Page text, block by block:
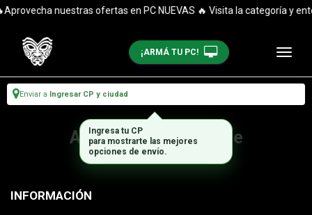
nuestras ofertas en PC NUEVAS 🔥 Visita la categoría y
¡ARMÁ TU PC!
Enviar a Ingresar CP y ciudad
Artículo no disponible
INFORMACIÓN
Ingresa tu CP
para mostrarte las mejores
opciones de envío.